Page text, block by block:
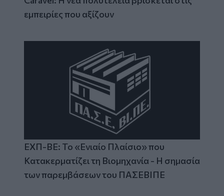
εμπειρίες που αξίζουν
ΕΧΠ-ΒΕ: Το «Ενιαίο Πλαίσιο» που
Κατακερματίζει τη Βιομηχανία - Η σημασία
των παρεμβάσεων του ΠΑΣΕΒΙΠΕ